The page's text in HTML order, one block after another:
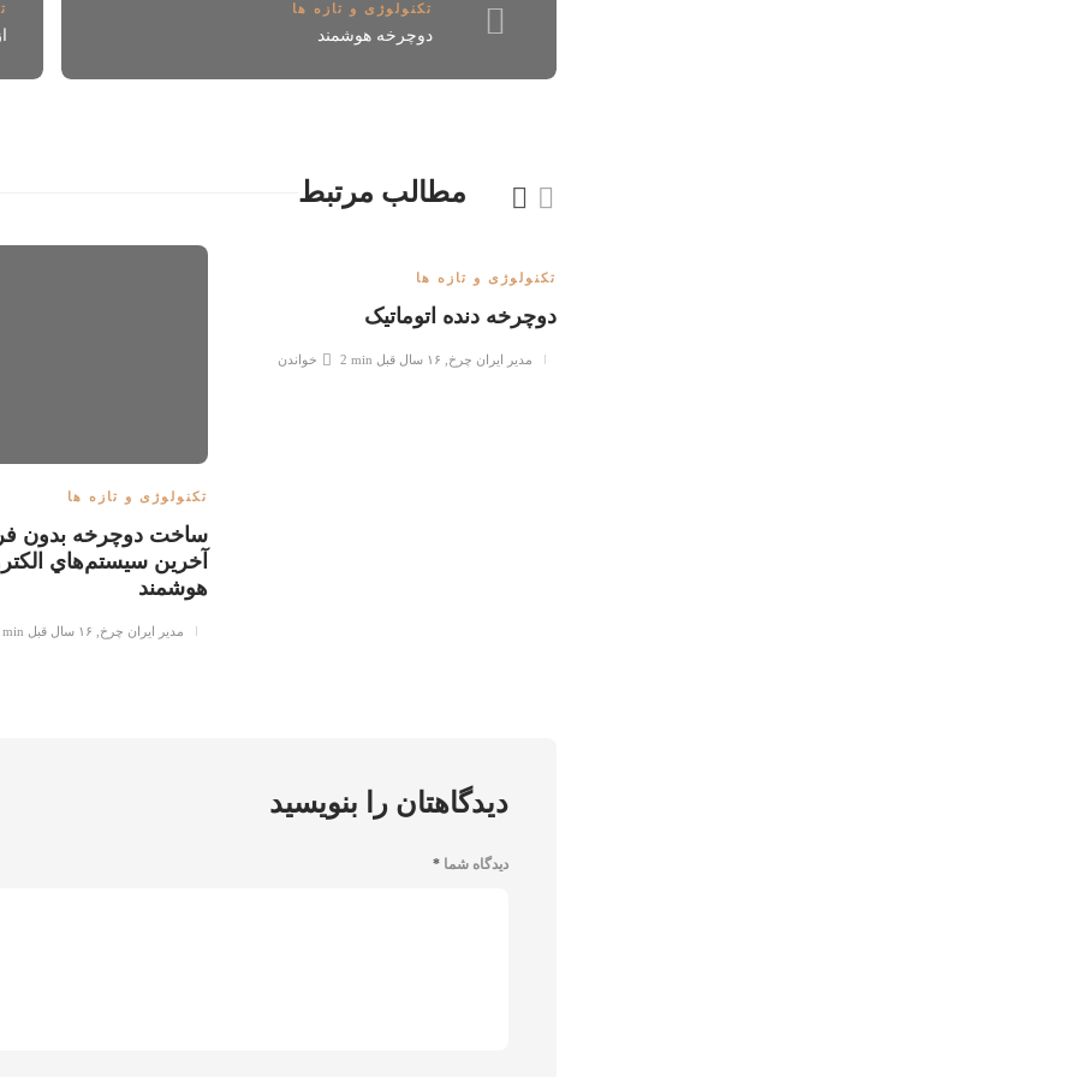
از ۶ تا ۱۲
تکنولوژی و تازه ها
دوچرخه هوشمند
مطالب مرتبط
تکنولوژی و تازه ها
دوچرخه دنده اتوماتیک
مدیر ایران چرخ ۱۶ سال قبل 2 min خواندن
تکنولوژی و تازه ها
ساخت دوچرخه بدون
آخرين سيستم‌هاي
هوشمند
مدیر ایران چرخ ۱۶ سال قبل min
دیدگاهتان را بنویسید
دیدگاه شما *